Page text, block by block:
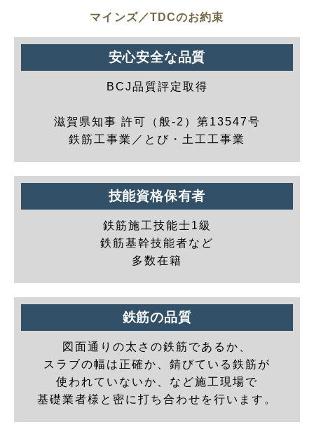
マインズ／TDCのお約束
安心安全な品質
BCJ品質評定取得
滋賀県知事 許可（般-2）第13547号
鉄筋工事業／とび・土工工事業
技能資格保有者
鉄筋施工技能士1級
鉄筋基幹技能者など
多数在籍
鉄筋の品質
図面通りの太さの鉄筋であるか、
スラブの幅は正確か、錆びている鉄筋が
使われていないか、など施工現場で
基礎業者様と密に打ち合わせを行います。